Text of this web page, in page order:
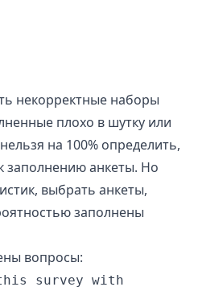
некорректные наборы
плохо в шутку или
на 100% определить,
заполнению анкеты. Но
выбрать анкеты,
заполнены
вопросы:
survey with